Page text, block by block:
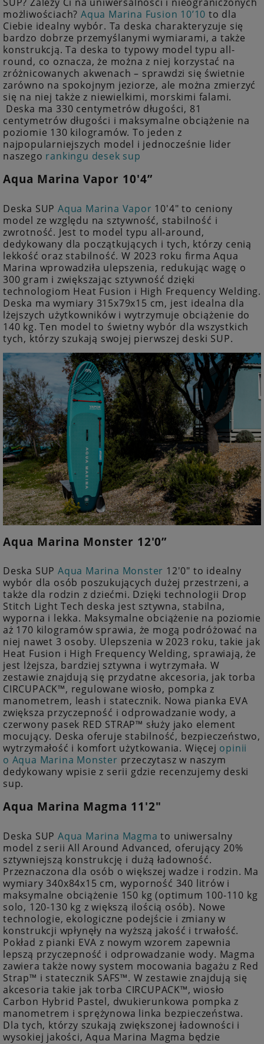
możliwościach? Aqua Marina Fusion 10’10 to dla
Ciebie idealny wybór. Ta deska charakteryzuje się
bardzo dobrze przemyślanymi wymiarami, a także
konstrukcją. Ta deska to typowy model typu all-
round, co oznacza, że można z niej korzystać na
zróżnicowanych akwenach – sprawdzi się świetnie
zarówno na spokojnym jeziorze, ale można zmierzyć
się na niej także z niewielkimi, morskimi falami.
Deska ma 330 centymetrów długości, 81
centymetrów długości i maksymalne obciążenie na
poziomie 130 kilogramów. To jeden z
najpopularniejszych model i jednocześnie lider
naszego rankingu desek sup
Aqua Marina Vapor 10'4”
Deska SUPAqua Marina Vapor 10'4" to ceniony
model ze względu na sztywność, stabilność i
zwrotność. Jest to model typu all-around,
dedykowany dla początkujących i tych, którzy cenią
lekkość oraz stabilność. W 2023 roku firma Aqua
Marina wprowadziła ulepszenia, redukując wagę o
300 gram i zwiększając sztywność dzięki
technologiom Heat Fusion i High Frequency Welding.
Deska ma wymiary 315x79x15 cm, jest idealna dla
lżejszych użytkowników i wytrzymuje obciążenie do
140 kg. Ten model to świetny wybór dla wszystkich
tych, którzy szukają swojej pierwszej deski SUP.
Aqua Marina Monster 12'0”
Deska SUPAqua Marina Monster 12'0" to idealny
wybór dla osób poszukujących dużej przestrzeni, a
także dla rodzin z dziećmi. Dzięki technologii Drop
Stitch Light Tech deska jest sztywna, stabilna,
wyporna i lekka. Maksymalne obciążenie na poziomie
aż 170 kilogramów sprawia, że mogą podróżować na
niej nawet 3 osoby. Ulepszenia w 2023 roku, takie jak
Heat Fusion i High Frequency Welding, sprawiają, że
jest lżejsza, bardziej sztywna i wytrzymała. W
zestawie znajdują się przydatne akcesoria, jak torba
CIRCUPACK™, regulowane wiosło, pompka z
manometrem, leash i statecznik. Nowa pianka EVA
zwiększa przyczepność i odprowadzanie wody, a
czerwony pasek RED STRAP™ służy jako element
mocujący. Deska oferuje stabilność, bezpieczeństwo,
wytrzymałość i komfort użytkowania. Więcej opinii
o Aqua Marina Monster przeczytasz w naszym
dedykowany wpisie z serii gdzie recenzujemy deski
sup.
Aqua Marina Magma 11'2"
Deska SUPAqua Marina Magma to uniwersalny
model z serii All Around Advanced, oferujący 20%
sztywniejszą konstrukcję i dużą ładowność.
Przeznaczona dla osób o większej wadze i rodzin. Ma
wymiary 340x84x15 cm, wyporność 340 litrów i
maksymalne obciążenie 150 kg (optimum 100-110 kg
solo, 120-130 kg z większą ilością osób). Nowe
technologie, ekologiczne podejście i zmiany w
konstrukcji wpłynęły na wyższą jakość i trwałość.
Pokład z pianki EVA z nowym wzorem zapewnia
lepszą przyczepność i odprowadzanie wody. Magma
zawiera także nowy system mocowania bagażu z Red
Strap™ i statecznik SAFS™. W zestawie znajdują się
akcesoria takie jak torba CIRCUPACK™, wiosło
Carbon Hybrid Pastel, dwukierunkowa pompka z
manometrem i sprężynowa linka bezpieczeństwa.
Dla tych, którzy szukają zwiększonej ładowności i
wysokiej jakości, Aqua Marina Magma będzie